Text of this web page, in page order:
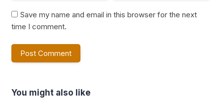
Save my name and email in this browser for the next
time I comment.
You might also like